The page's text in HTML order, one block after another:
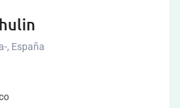
, España